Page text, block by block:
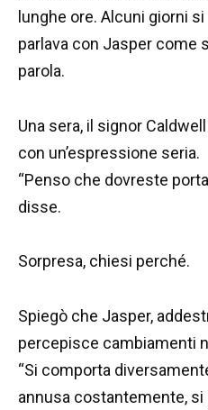
lunghe ore. Alcuni giorni
parlava con Jasper come
parola.
Una sera, il signor
con un’espressione seria.
“Penso che dovreste
disse.
Sorpresa, chiesi perché.
Spiegò che Jasper,
percepisce cambiamenti
“Si comporta
annusa costantemente, si